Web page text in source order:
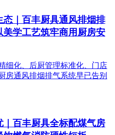
｜百丰厨具通风排烟排
学工艺筑牢商用厨房安
细化、后厨管理标准化、门店
房通风排烟排气系统早已告别
百丰厨具全标配煤气房